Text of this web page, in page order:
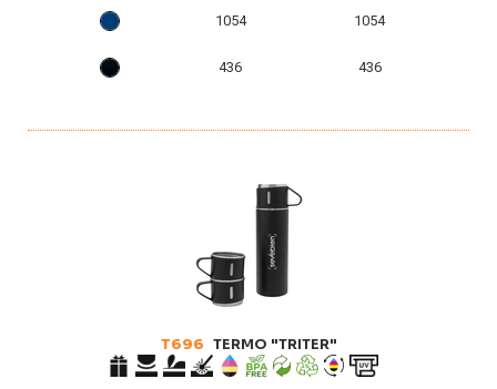
1054
1054
436 436
T696 TERMO "TRITER"